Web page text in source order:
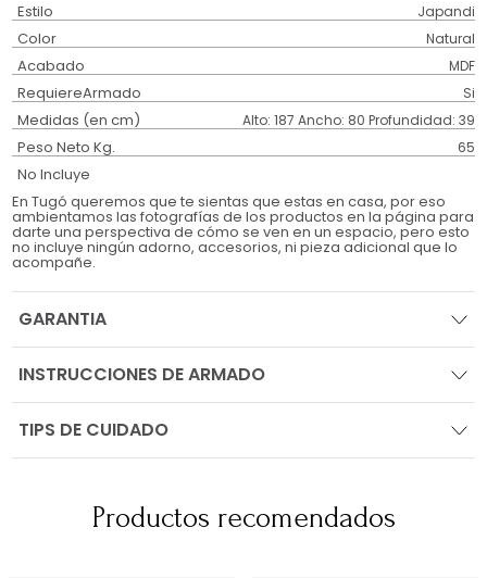
Estilo Japandi
Color Natural
Acabado MDF
RequiereArmado Si
Medidas (en cm) Alto: 187 Ancho: 80 Profundidad: 39
Peso Neto Kg. 65
No Incluye
En Tugó queremos que te sientas que estas en casa, por eso
ambientamos las fotografías de los productos en la página para
darte una perspectiva de cómo se ven en un espacio, pero esto
no incluye ningún adorno, accesorios, ni pieza adicional que lo
acompañe.
GARANTIA
INSTRUCCIONES DE ARMADO
TIPS DE CUIDADO
Productos recomendados